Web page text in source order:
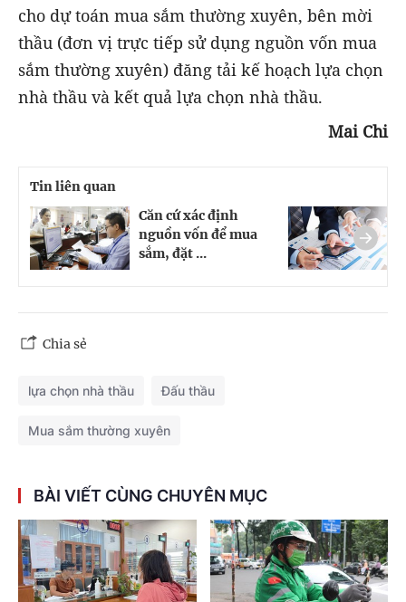
cho dự toán mua sắm thường xuyên, bên mời
thầu (đơn vị trực tiếp sử dụng nguồn vốn mua
sắm thường xuyên) đăng tải kế hoạch lựa chọn
nhà thầu và kết quả lựa chọn nhà thầu.
Mai Chi
Tin liên quan
Căn cứ xác định
nguồn vốn để mua
sắm, đặt ...
Chia sẻ
lựa chọn nhà thầu Đấu thầu
Mua sắm thường xuyên
BÀI VIẾT CÙNG CHUYÊN MỤC